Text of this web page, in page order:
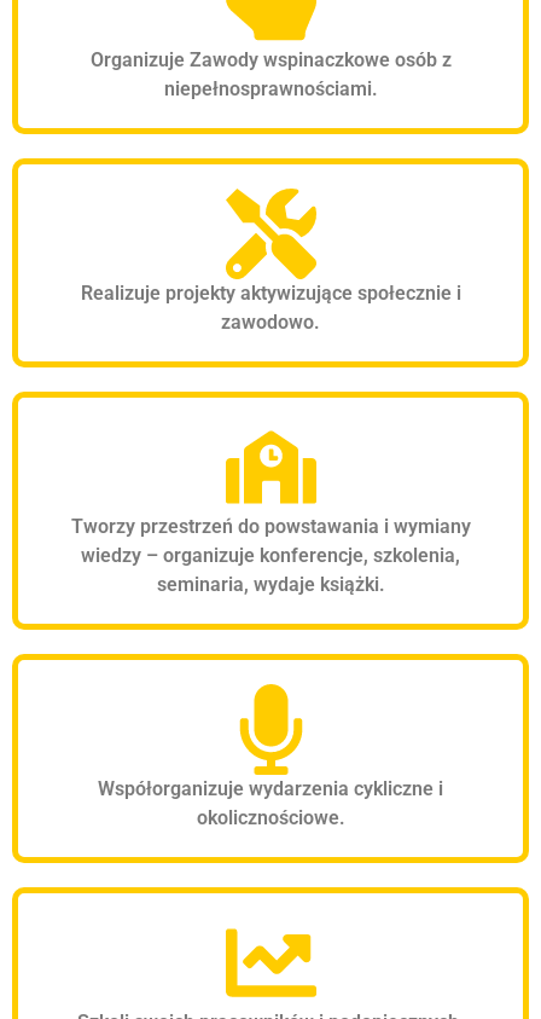
Organizuje Zawody wspinaczkowe osób z
niepełnosprawnościami.
Realizuje projekty aktywizujące społecznie i
zawodowo.
Tworzy przestrzeń do powstawania i wymiany
wiedzy – organizuje konferencje, szkolenia,
seminaria, wydaje książki.
Współorganizuje wydarzenia cykliczne i
okolicznościowe.